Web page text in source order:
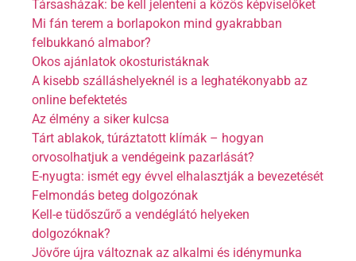
Társasházak: be kell jelenteni a közös képviselőket
Mi fán terem a borlapokon mind gyakrabban
felbukkanó almabor?
Okos ajánlatok okosturistáknak
A kisebb szálláshelyeknél is a leghatékonyabb az
online befektetés
Az élmény a siker kulcsa
Tárt ablakok, túráztatott klímák – hogyan
orvosolhatjuk a vendégeink pazarlását?
E-nyugta: ismét egy évvel elhalasztják a bevezetését
Felmondás beteg dolgozónak
Kell-e tüdőszűrő a vendéglátó helyeken
dolgozóknak?
Jövőre újra változnak az alkalmi és idénymunka